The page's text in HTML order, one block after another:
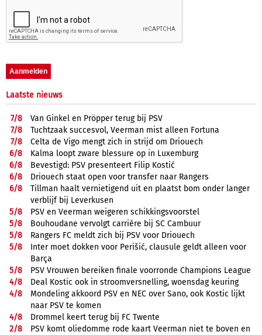
Laatste nieuws
7/8
Van Ginkel en Pröpper terug bij PSV
7/8
Tuchtzaak succesvol, Veerman mist alleen Fortuna
7/8
Celta de Vigo mengt zich in strijd om Driouech
6/8
Kalma loopt zware blessure op in Luxemburg
6/8
Bevestigd: PSV presenteert Filip Kostić
6/8
Driouech staat open voor transfer naar Rangers
6/8
Tillman haalt vernietigend uit en plaatst bom onder langer
verblijf bij Leverkusen
5/8
PSV en Veerman weigeren schikkingsvoorstel
5/8
Bouhoudane vervolgt carrière bij SC Cambuur
5/8
Rangers FC meldt zich bij PSV voor Driouech
5/8
Inter moet dokken voor Perišić, clausule geldt alleen voor
Barça
5/8
PSV Vrouwen bereiken finale voorronde Champions League
4/8
Deal Kostic ook in stroomversnelling, woensdag keuring
4/8
Mondeling akkoord PSV en NEC over Sano, ook Kostic lijkt
naar PSV te komen
4/8
Drommel keert terug bij FC Twente
2/8
PSV komt oliedomme rode kaart Veerman niet te boven en